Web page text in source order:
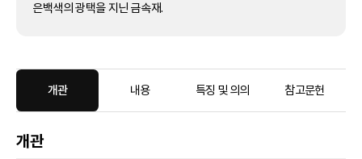
은백색의 광택을 지닌 금속재.
개관 내용 특징 및 의의 참고문헌
개관